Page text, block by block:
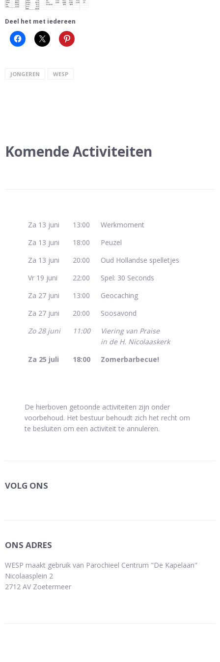
Deel het met iedereen
JONGEREN WESP
Komende Activiteiten
Za 13 juni 13:00
Werkmoment
Za 13 juni
18:00
Peuzel
Za 13 juni
20:00
Oud Hollandse spelletjes
Vr 19 juni
22:00
Spel: 30 Seconds
Za 27 juni
13:00
Geocaching
Za 27 juni
20:00
Soosavond
Zo 28 juni
11:00
Viering van Praise
in de H. Nicolaaskerk
Za 25 juli
18:00 Zomerbarbecue!
De hierboven getoonde activiteiten zijn onder
voorbehoud. Het bestuur behoudt zich het recht om
te besluiten om een activiteit te annuleren.
VOLG ONS
ONS ADRES
WESP maakt gebruik van Parochieel Centrum "De Kapelaan"
Nicolaasplein 2
2712 AV Zoetermeer